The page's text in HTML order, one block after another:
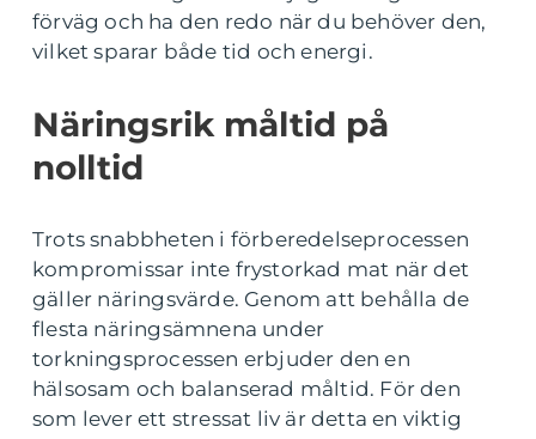
förväg och ha den redo när du behöver den,
vilket sparar både tid och energi.
Näringsrik måltid på
nolltid
Trots snabbheten i förberedelseprocessen
kompromissar inte frystorkad mat när det
gäller näringsvärde. Genom att behålla de
flesta näringsämnena under
torkningsprocessen erbjuder den en
hälsosam och balanserad måltid. För den
som lever ett stressat liv är detta en viktig